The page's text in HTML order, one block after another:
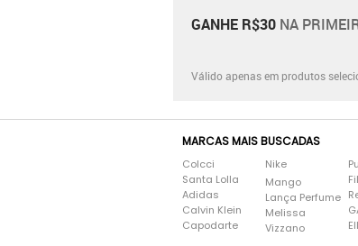
GANHE R$30 NA
Válido apenas em produtos
MARCAS MAIS BUSCADAS
Colcci
Santa Lolla
Adidas
Calvin Klein
Capodarte
Nike
Mango
Lança Perfume
Melissa
Vizzano